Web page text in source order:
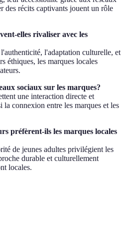
des récits captivants jouent un rôle
elles rivaliser avec les
l'adaptation culturelle, et
éthiques, les marques locales
sociaux sur les marques?
une interaction directe et
la connexion entre les marques et les
préfèrent-ils les marques locales
de jeunes adultes privilégient les
durable et culturellement
locales.